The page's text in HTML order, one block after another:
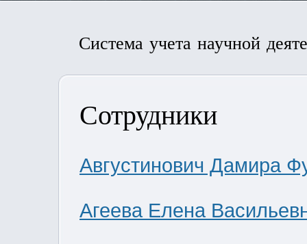
Система учета научной
Сотрудники
Августинович Дамира
Агеева Елена